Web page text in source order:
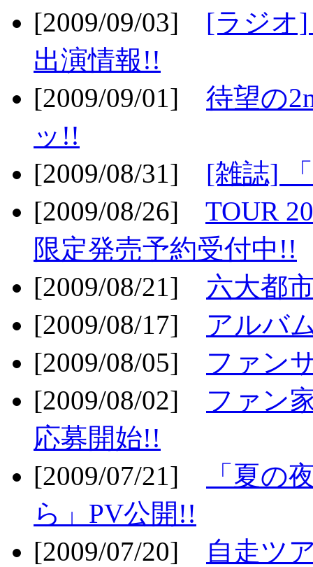
[2009/09/03] [ラジオ]
出演情報!!
[2009/09/01] 待望の
ッ!!
[2009/08/31] [雑誌]
[2009/08/26] TOUR
限定発売予約受付中!!
[2009/08/21] 六大都
[2009/08/17] アルバ
[2009/08/05] ファン
[2009/08/02] ファン
応募開始!!
[2009/07/21]
「夏の
ら」PV公開!!
[2009/07/20]
自走ツ